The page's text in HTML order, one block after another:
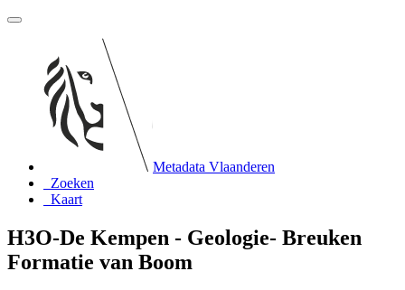
Metadata Vlaanderen
Zoeken
Kaart
H3O-De Kempen - Geologie- Breuken
Formatie van Boom